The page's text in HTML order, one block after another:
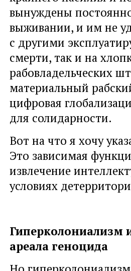
вынуждены
выживании, и им не
с другими
смерти, так и на
рабовладельческих
материальный
цифровая
для солидарности.
Вот на что я хочу
Это зависимая
извлечение
условиях
Гиперколониализм
ареала геноцида